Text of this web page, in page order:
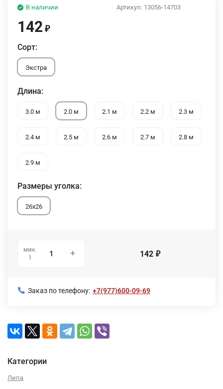
Артикул: 13056-14703
В наличии
142 ₽
Сорт:
Экстра
Длина:
3.0 м 2.0 м 2.1 м 2.2 м 2.3 м
2.4 м 2.5 м 2.6 м 2.7 м 2.8 м
2.9 м
Размеры уголка:
26x26
мин.
1
142 ₽
Заказ по телефону: +7(977)600-09-69
Категории
Липа